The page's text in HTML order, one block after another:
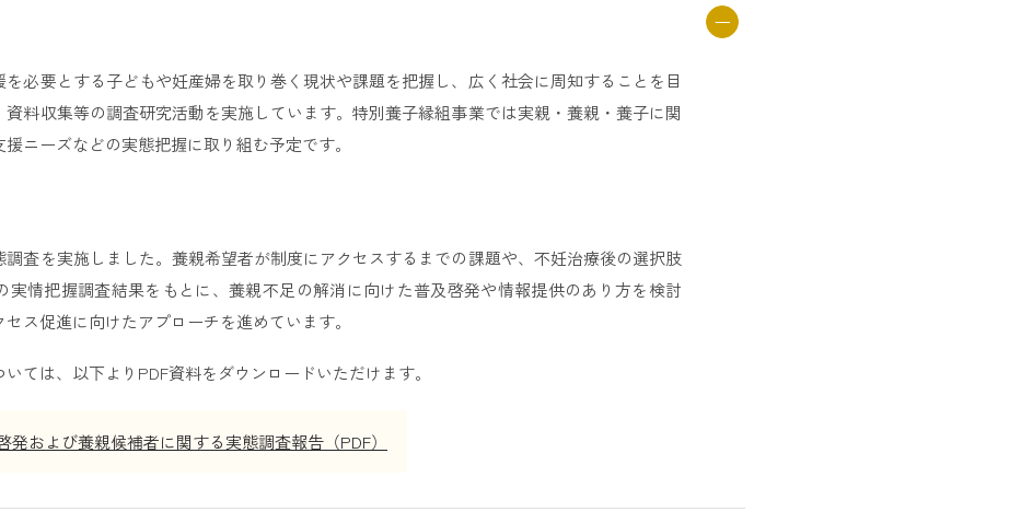
を必要とする子どもや妊産婦を取り巻く現状や課題を把握し、広く社会に周知することを目
料収集等の調査研究活動を実施しています。特別養子縁組事業では実親・養親・養子に関
ニーズなどの実態把握に取り組む予定です。
査を実施しました。養親希望者が制度にアクセスするまでの課題や、不妊治療後の選択肢
実情把握調査結果をもとに、養親不足の解消に向けた普及啓発や情報提供のあり方を検討
ス促進に向けたアプローチを進めています。
ては、以下よりPDF資料をダウンロードいただけます。
発および養親候補者に関する実態調査報告（PDF）